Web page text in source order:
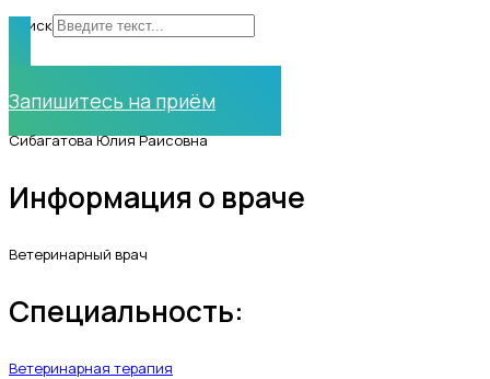
Поиск
Запишитесь на приём
Сибагатова Юлия Раисовна
Информация о враче
Ветеринарный врач
Специальность:
Ветеринарная терапия